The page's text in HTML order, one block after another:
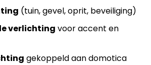
(tuin, gevel, oprit, beveiliging)
verlichting voor accent en
gekoppeld aan domotica